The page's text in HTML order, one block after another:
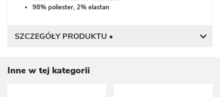
98% poliester, 2% elastan
SZCZEGÓŁY PRODUKTU •
Inne w tej kategorii